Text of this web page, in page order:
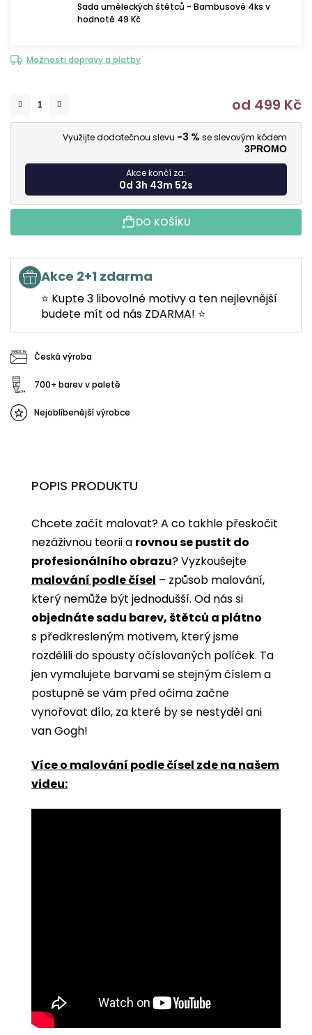
Sada uměleckých štětců - Bambusové 4ks v
hodnotě 49 Kč
Možnosti dopravy a platby
od 499 Kč
Využijte dodatečnou slevu -3 % se slevovým kódem
3PROMO
Akce končí za:
0d 3h 43m 51s
DO KOŠÍKU
Akce 2+1 zdarma
⭐ Kupte 3 libovolné motivy a ten nejlevnější
budete mít od nás ZDARMA! ⭐
Česká výroba
700+ barev v paletě
Nejoblíbenější výrobce
POPIS PRODUKTU
Chcete začít malovat? A co takhle přeskočit
nezáživnou teorii a rovnou se pustit do
profesionálního obrazu? Vyzkoušejte
malování podle čísel ­­– způsob malování,
který nemůže být jednodušší. Od nás si
objednáte sadu barev, štětců a plátno
s předkresleným motivem, který jsme
rozdělili do spousty očíslovaných políček. Ta
jen vymalujete barvami se stejným číslem a
postupně se vám před očima začne
vynořovat dílo, za které by se nestyděl ani
van Gogh!
Více o malování podle čísel zde na našem
videu: